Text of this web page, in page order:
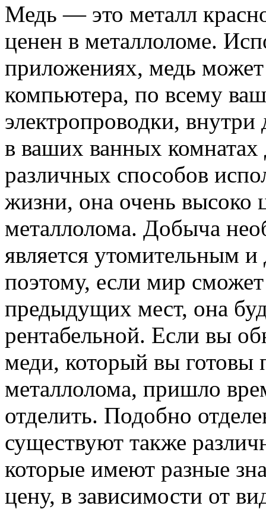
Медь — это металл
ценен в металлоломе.
приложениях, медь
компьютера, по всему
электропроводки, внутри
в ваших ванных комнатах
различных способов
жизни, она очень высоко
металлолома. Добыча
является утомительным
поэтому, если мир сможет
предыдущих мест, она
рентабельной. Если вы
меди, который вы готовы
металлолома, пришло
отделить. Подобно
существуют также
которые имеют разные
цену, в зависимости от